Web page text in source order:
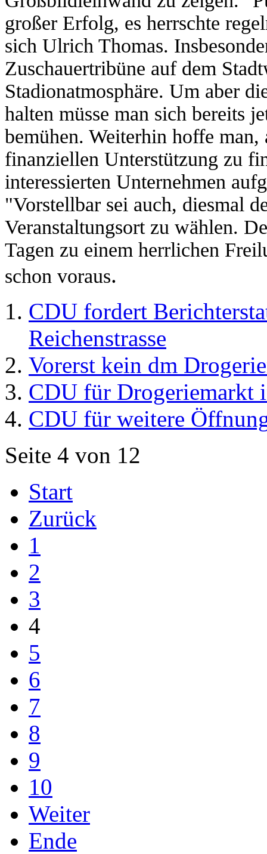
großer Erfolg, es herrschte
sich Ulrich Thomas.
Zuschauertribüne auf dem
Stadionatmosphäre. Um aber
halten müsse man sich bereits
bemühen. Weiterhin hoffe man,
finanziellen Unterstützung zu
interessierten Unternehmen
"Vorstellbar sei auch, diesmal
Veranstaltungsort zu wählen.
Tagen zu einem herrlichen
schon voraus.
CDU fordert
Reichenstrasse
Vorerst kein dm
CDU für Drogeriemarkt
CDU für weitere
Seite 4 von 12
Start
Zurück
1
2
3
4
5
6
7
8
9
10
Weiter
Ende